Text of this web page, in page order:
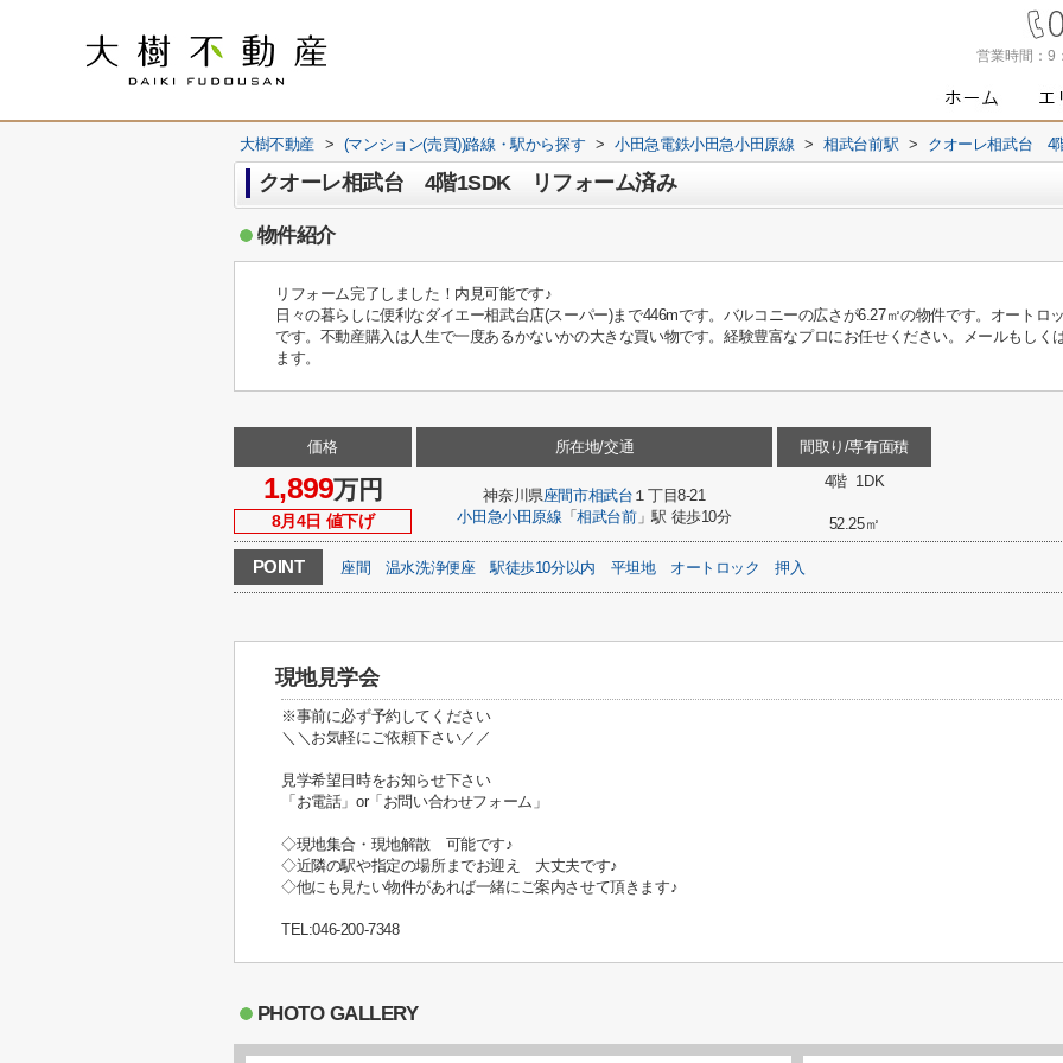
営業時間： 9
大樹不動産 > (マンション(売買))路線・駅から探す > 小田急電鉄小田急小田原線 > 相武台前駅 > クオーレ相武台 4
クオーレ相武台 4階1SDK リフォーム済み
物件紹介
リフォーム完了しました！内見可能です♪
日々の暮らしに便利なダイエー相武台店(スーパー)まで446mです。バルコニーの広さが6.27㎡の物件です。オートロ
です。不動産購入は人生で一度あるかないかの大きな買い物です。経験豊富なプロにお任せください。メールもしく
ます。
価格
1,899万円
8月4日 値下げ
所在地/交通
神奈川県座間市相武台 １丁目8-21
小田急小田原線 「相武台前」駅 徒歩10分
間取り/専有面積
4階 1DK
52.25㎡
POINT 座間 温水洗浄便座 駅徒歩10分以内 平坦地 オートロック 押入
現地見学会
※事前に必ず予約してください
＼＼お気軽にご依頼下さい／／
見学希望日時をお知らせ下さい
「お電話」or「お問い合わせフォーム」
◇現地集合・現地解散 可能です♪
◇近隣の駅や指定の場所までお迎え 大丈夫です♪
◇他にも見たい物件があれば一緒にご案内させて頂きます♪
TEL:046-200-7348
PHOTO GALLERY